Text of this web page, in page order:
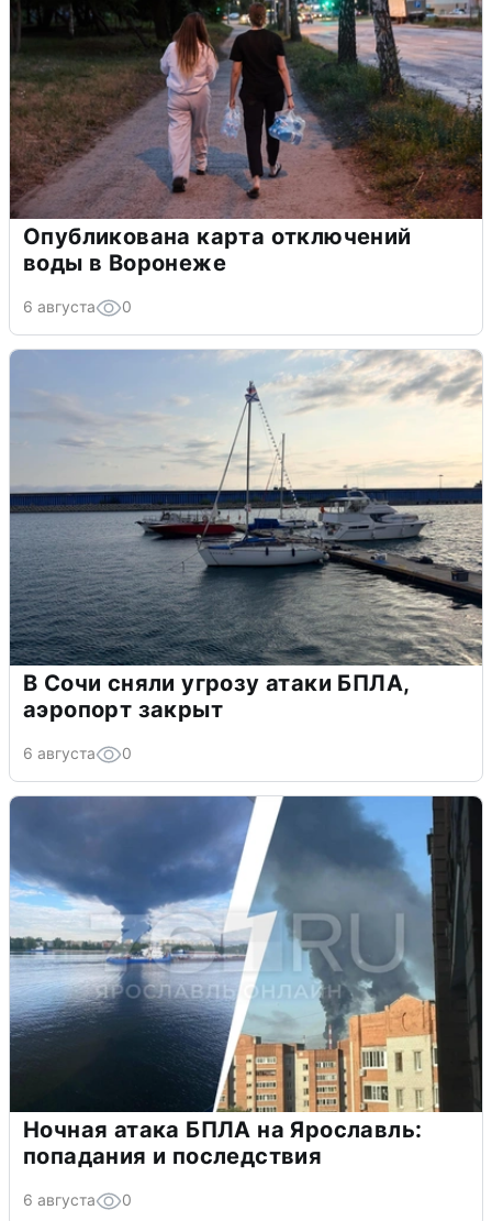
Опубликована карта отключений
воды в Воронеже
6 августа 0
В Сочи сняли угрозу атаки БПЛА,
аэропорт закрыт
6 августа 0
Ночная атака БПЛА на Ярославль:
попадания и последствия
6 августа 0